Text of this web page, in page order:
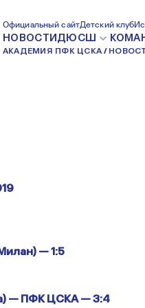
Официальный сайтДетский клуб
НОВОСТИДЮСШ
АКАДЕМИЯ ПФК ЦСКА
— 1:5
— ПФК ЦСКА — 3:4